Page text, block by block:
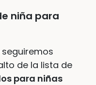
niña para
seguiremos
de la lista de
para niñas